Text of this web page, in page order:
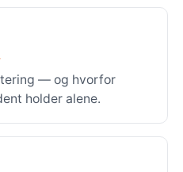
— og hvorfor
holder alene.